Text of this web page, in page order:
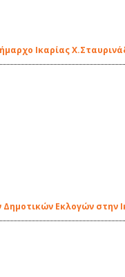
Ικαρίας
Εκλογών στην